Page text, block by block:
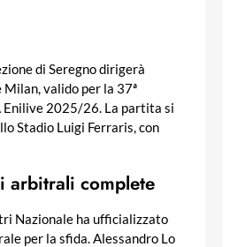
di Seregno dirigerà
Milan, valido per la 37ª
Enilive 2025/26. La partita si
Stadio Luigi Ferraris, con
arbitrali complete
Nazionale ha ufficializzato
per la sfida. Alessandro Lo